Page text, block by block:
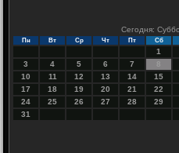
Сегодня:
Пн Вт Ср Чт Пт Сб
1
3
4 5 6 7 8
10
11 12 13 14 15
17
18 19 20 21 22
24
25 26 27 28 29
31